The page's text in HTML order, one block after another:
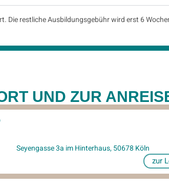
Die restliche Ausbildungsgebühr wird erst 6
UND ZUR
Seyengasse 3a im Hinterhaus, 50678 Köln
zur